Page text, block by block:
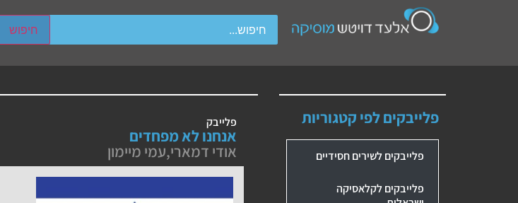
חיפוש
users, explore by touch or with swipe gestures.
פלייבקים לפי קטגוריות
פלייבקים לשירים חסידיים
פלייבקים לקלאסיקה
פלייבק
אנחנו לא מפחדים
אודי דמארי,עמי מיימון